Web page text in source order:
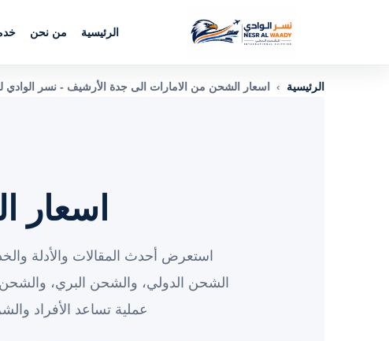
الرئيسية من نحن
الرئيسية › اسعار الشحن من الامارات الى جدة الأرشيف - نسر الوادي
اسعار
استعرض أحدث المقالات والأدلة
الشحن الدولي، والشحن البري،
عملية تساعد الأفراد